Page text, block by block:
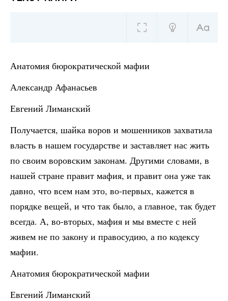
Анатомия бюрократической мафии
Александр Афанасьев
Евгений Лиманский
Получается, шайка воров и мошенников захватила
власть в нашем государстве и заставляет нас жить
по своим воровским законам. Другими словами, в
нашей стране правит мафия, и правит она уже так
давно, что всем нам это, во-первых, кажется в
порядке вещей, и что так было, а главное, так будет
всегда. А, во-вторых, мафия и мы вместе с ней
живем не по закону и правосудию, а по кодексу
мафии.
Анатомия бюрократической мафии
Евгений Лиманский